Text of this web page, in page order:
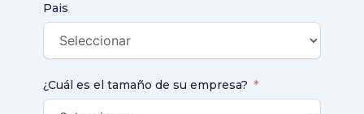
Pais
¿Cuál es el tamaño de su empresa?